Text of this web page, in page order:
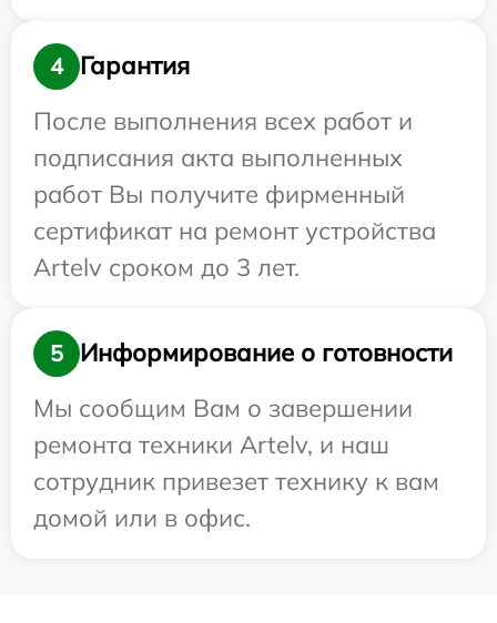
4
Гарантия
После выполнения всех работ и
подписания акта выполненных
работ Вы получите фирменный
сертификат на ремонт устройства
Artelv сроком до 3 лет.
5
Информирование о готовности
Мы сообщим Вам о завершении
ремонта техники Artelv, и наш
сотрудник привезет технику к вам
домой или в офис.